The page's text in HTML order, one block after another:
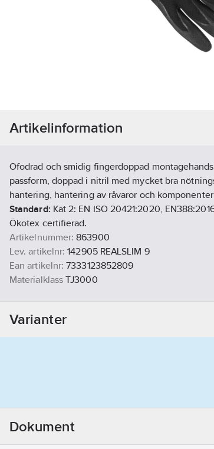
Artikelinformation
Ofodrad och smidig fingerdoppad
passform, doppad i nitril med mycket bra
hantering, hantering av råvaror och
Standard: Kat 2: EN ISO 20421:2020,
Ökotex certifierad.
Artikelnummer: 863900
Lev. artikelnr: 142905 REALSLIM 9
Ean artikelnr: 7333123852809
Materialklass TJ3000
Varianter
Dokument